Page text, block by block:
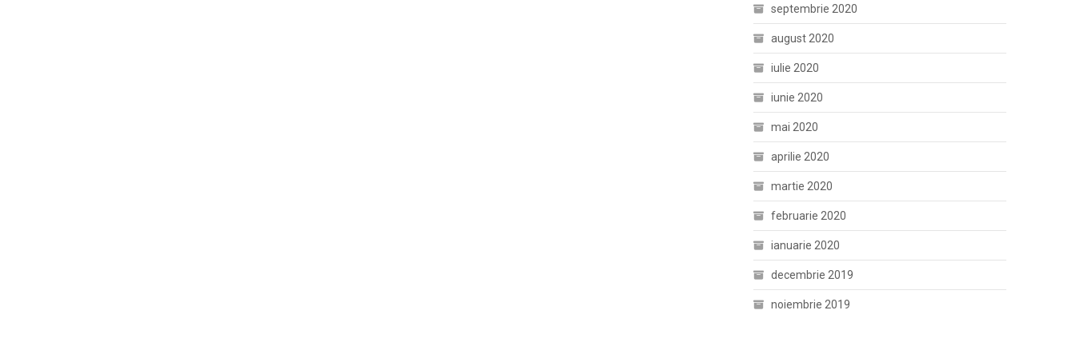
septembrie 2020
august 2020
iulie 2020
iunie 2020
mai 2020
aprilie 2020
martie 2020
februarie 2020
ianuarie 2020
decembrie 2019
noiembrie 2019